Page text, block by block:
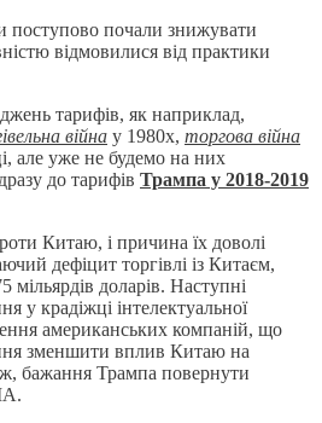
поступово почали знижувати
відмовилися від практики
тарифів, як наприклад,
війна у 1980х, торгова війна
але уже не будемо на них
до тарифів Трампа у 2018-2019
Китаю, і причина їх доволі
дефіцит торгівлі із Китаєм,
мільярдів доларів. Наступні
у крадіжці інтелектуальної
американських компаній, що
зменшити вплив Китаю на
бажання Трампа повернути